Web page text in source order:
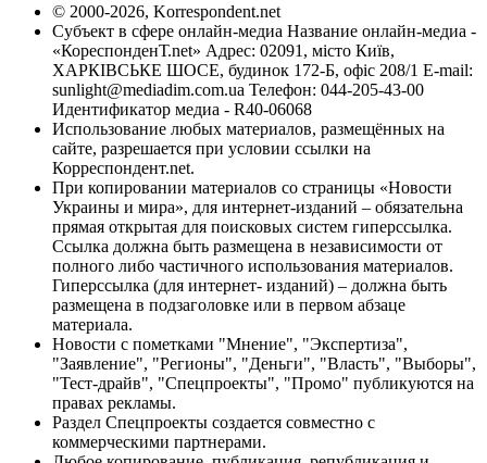
© 2000-2026, Korrespondent.net
Субъект в сфере онлайн-медиа Название онлайн-медиа -
«КореспонденТ.net» Адрес: 02091, місто Київ,
ХАРКІВСЬКЕ ШОСЕ, будинок 172-Б, офіс 208/1 E-mail:
sunlight@mediadim.com.ua Телефон: 044-205-43-00
Идентификатор медиа - R40-06068
Использование любых материалов, размещённых на
сайте, разрешается при условии ссылки на
Корреспондент.net.
При копировании материалов со страницы «Новости
Украины и мира», для интернет-изданий – обязательна
прямая открытая для поисковых систем гиперссылка.
Ссылка должна быть размещена в независимости от
полного либо частичного использования материалов.
Гиперссылка (для интернет- изданий) – должна быть
размещена в подзаголовке или в первом абзаце
материала.
Новости с пометками "Мнение", "Экспертиза",
"Заявление", "Регионы", "Деньги", "Власть", "Выборы",
"Тест-драйв", "Спецпроекты", "Промо" публикуются на
правах рекламы.
Раздел Спецпроекты создается совместно с
коммерческими партнерами.